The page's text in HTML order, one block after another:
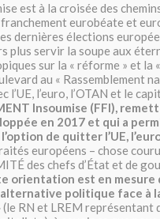
est à la croisée des
eurobéate et
dernières élections
plus servir la soupe aux
sur la « réforme » et la
au « Rassemblement
l’euro, l’OTAN et le
Insoumise (FFI),
en 2017 et qui a
de quitter l’UE,
européens – chose
des chefs d’État et de
orientation est en mesure
politique face à
(le RN et LREM représentant